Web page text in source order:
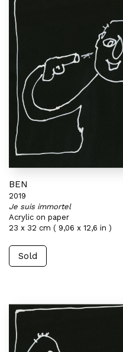
BEN
2019
Je suis immortel
Acrylic on paper
23 x 32 cm ( 9,06 x 12,6 in )
Sold